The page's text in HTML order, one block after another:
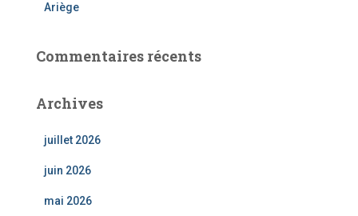
Ariège
Commentaires récents
Archives
juillet 2026
juin 2026
mai 2026